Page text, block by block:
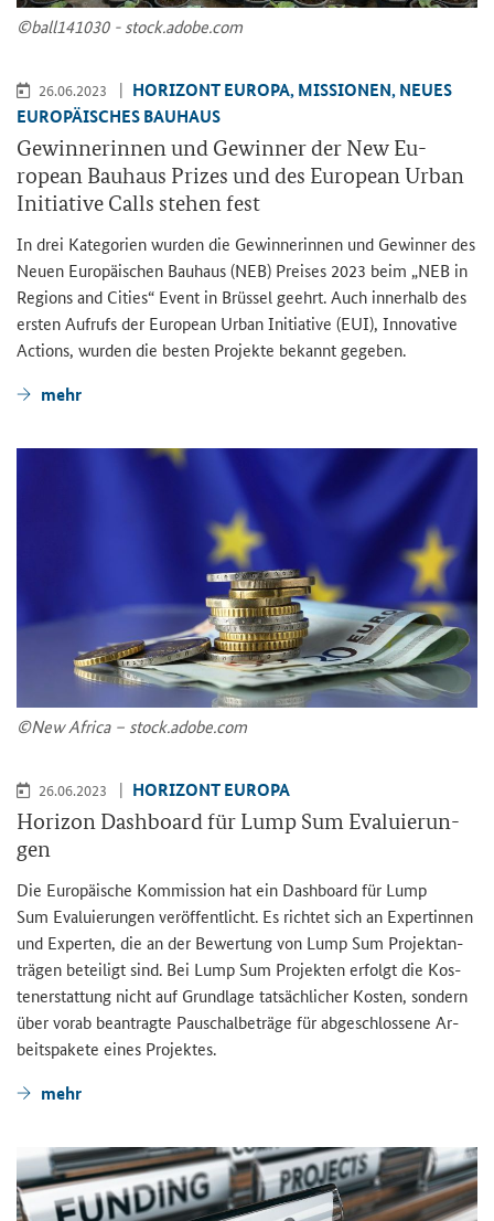
©ball141030 - stock.adobe.com
26.06.2023
HO­RI­ZONT EU­RO­PA, MIS­SIO­NEN, NEUES
EU­RO­PÄI­SCHES BAU­HAUS
Ge­win­ne­rin­nen und Ge­win­ner der New Eu­
ropean Bau­haus Pri­zes und des Eu­ropean Urban
In­itia­ti­ve Calls ste­hen fest
In drei Ka­te­go­rien wur­den die Ge­win­ne­rin­nen und Ge­win­ner des
Neuen Eu­ro­päi­schen Bau­haus (NEB) Prei­ses 2023 beim „NEB in
Regions and Cities“ Event in Brüs­sel ge­ehrt. Auch in­ner­halb des
ers­ten Auf­rufs der European Urban Initiative (EUI), Innovative
Actions, wur­den die bes­ten Pro­jek­te be­kannt ge­ge­ben.
mehr
©New Af­ri­ca – stock.adobe.com
26.06.2023 HO­RI­ZONT EU­RO­PA
Ho­ri­zon Da­sh­board für Lump Sum Eva­lu­ie­run­
gen
Die Eu­ro­päi­sche Kom­mis­si­on hat ein Dashboardfür Lump
Sum Eva­lu­ie­run­gen ver­öf­fent­licht. Es rich­tet sich an Ex­per­tin­nen
und Ex­per­ten, die an der Be­wer­tung von Lump Sum Pro­jekt­an­
trä­gen be­tei­ligt sind. Bei Lump Sum Pro­jek­ten er­folgt die Kos­
ten­er­stat­tung nicht auf Grund­la­ge tat­säch­li­cher Kos­ten, son­dern
über vorab be­an­trag­te Pau­schal­be­trä­ge für ab­ge­schlos­se­ne Ar­
beits­pa­ke­te eines Pro­jek­tes.
mehr